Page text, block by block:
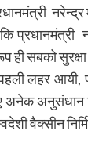
नरेन्द्र
प्रधानमंत्री
ही सबको
लहर आयी,
अनेक अनुसंधान
वैक्सीन